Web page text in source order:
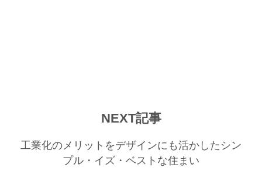
NEXT記事
工業化のメリットをデザインにも活かしたシン
プル・イズ・ベストな住まい